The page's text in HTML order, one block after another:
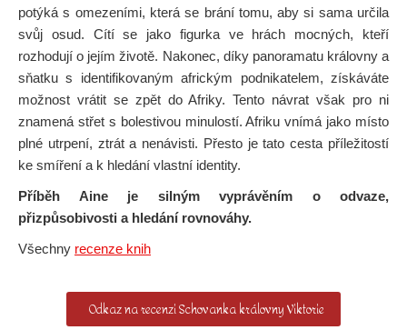
potýká s omezeními, která se brání tomu, aby si sama určila
svůj osud. Cítí se jako figurka ve hrách mocných, kteří
rozhodují o jejím životě. Nakonec, díky panoramatu královny a
sňatku s identifikovaným africkým podnikatelem, získáváte
možnost vrátit se zpět do Afriky. Tento návrat však pro ni
znamená střet s bolestivou minulostí. Afriku vnímá jako místo
plné utrpení, ztrát a nenávisti. Přesto je tato cesta příležitostí
ke smíření a k hledání vlastní identity.
Příběh Aine je silným vyprávěním o odvaze,
přizpůsobivosti a hledání rovnováhy.
Všechny recenze knih
Odkaz na recenzi Schovanka královny Viktorie